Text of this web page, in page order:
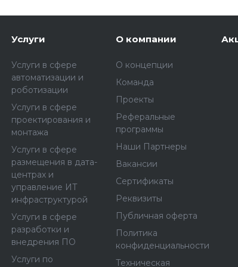
Услуги
Услуги в сфере
автоматизации и
роботизации
Услуги в сфере
проектирования и
монтажа
Услуги в сфере
размещения в дата-
центрах и
управление ИТ
инфраструктурой
Услуги в сфере
разработки и
внедрения ПО
Услуги по
О компании
О концепции
Команда
Проекты
Реферальные
программы
Наши Партнеры
Вакансии
Сертификаты
Реквизиты
Публичная оферта
Политика
конфиденциальности
Техническая